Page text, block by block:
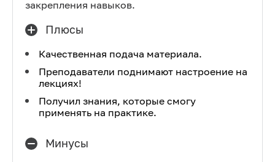
закрепления навыков.
Плюсы
Качественная подача материала.
Преподаватели поднимают настроение на
лекциях!
Получил знания, которые смогу
применять на практике.
Минусы